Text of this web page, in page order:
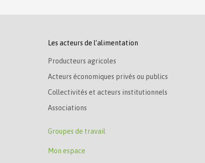
Les acteurs de l’alimentation
Producteurs agricoles
Acteurs économiques privés ou publics
Collectivités et acteurs institutionnels
Associations
Groupes de travail
Mon espace